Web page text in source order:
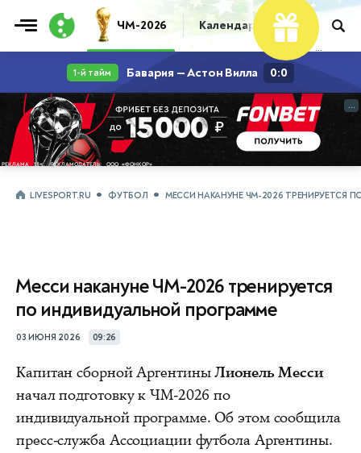
ЧМ-2026 Календарь Таблица
...
...
LIVESPORT.RU ФУТБОЛ МЕССИ НАКАНУНЕ ЧМ-2026 ТРЕНИРУЕТСЯ
Месси накануне ЧМ-2026 тренируется
по индивидуальной программе
03 ИЮНЯ 2026 09:26
Капитан сборной АргентиныЛионель Месси
начал подготовку к ЧМ-2026 по
индивидуальной программе. Об этом сообщила
пресс-служба Ассоциации футбола Аргентины.